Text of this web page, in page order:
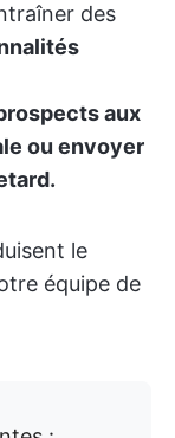
des
aux
ou envoyer
le
équipe de